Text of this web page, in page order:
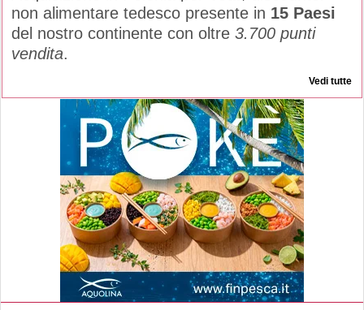
non alimentare tedesco presente in 15 Paesi
del nostro continente con oltre 3.700 punti
vendita.
Vedi tutte